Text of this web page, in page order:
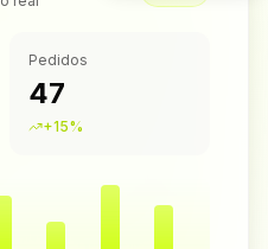
Pedidos
47
+15%